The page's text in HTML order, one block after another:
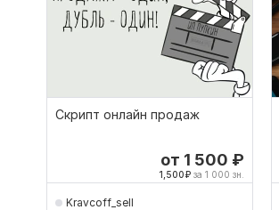
Скрипт онлайн продаж
от 1 500 ₽
1,500₽ за 1 000 зн.
Kravcoff_sell